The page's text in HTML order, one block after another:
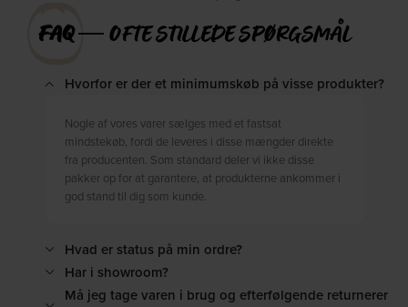
FAQ― OFTE STILLEDE SPØRGSMÅL
Hvorfor er der et minimumskøb på visse produkter?
Nogle af vores varer sælges med et fastsat
mindstekøb, fordi de leveres i disse mængder direkte
fra producenten. Som standard deler vi ikke disse
pakker op for at garantere, at produkterne ankommer i
god stand til dig som kunde.
Hvad er status på min ordre?
Har i showroom?
Må jeg tage varen i brug og efterfølgende returnerer